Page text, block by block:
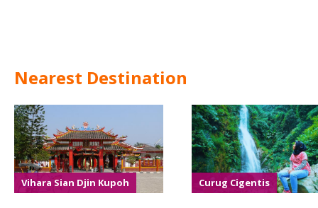
Nearest Destination
Vihara Sian Djin Kupoh Curug Cigentis